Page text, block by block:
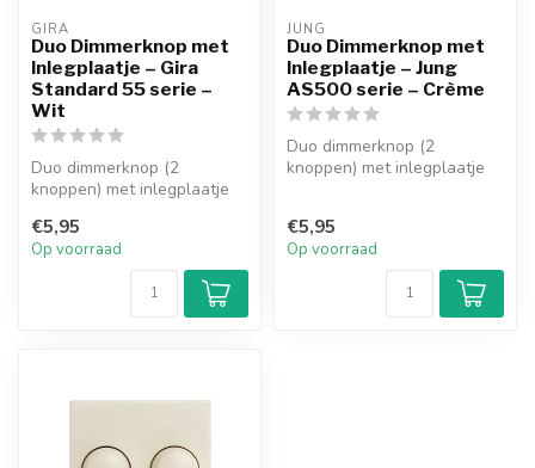
GIRA
Duo Dimmerknop met
Inlegplaatje – Gira
Standard 55 serie –
Wit
Duo dimmerknop (2
knoppen) met inlegplaatje
afdekraa...
€5,95
Op voorraad
JUNG
Duo Dimmerknop met
Inlegplaatje – Jung
AS500 serie – Crème
Duo dimmerknop (2
knoppen) met inlegplaatje
€5,95
Op voorraad